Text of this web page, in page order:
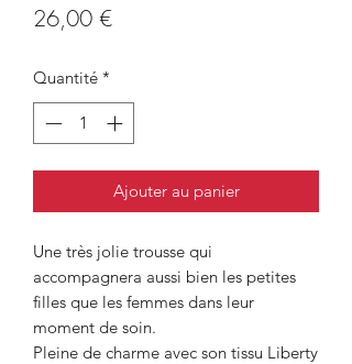
26,00 €Prix
Quantité *
Ajouter au panier
Une très jolie trousse qui
accompagnera aussi bien les petites
filles que les femmes dans leur
moment de soin.
Pleine de charme avec son tissu Liberty